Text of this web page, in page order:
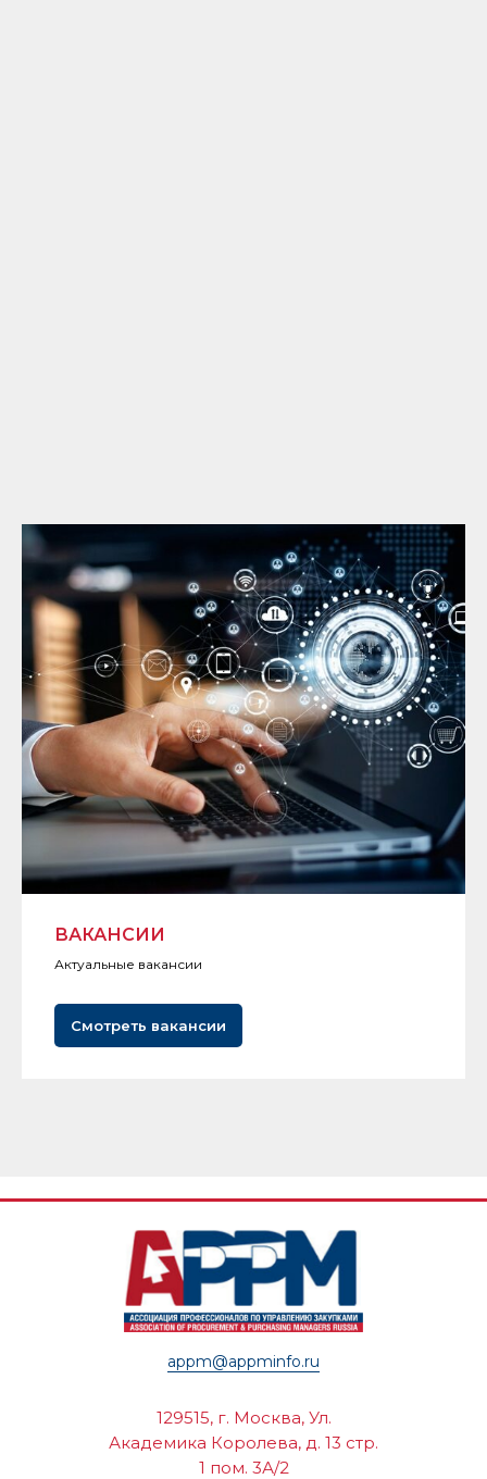
ВАКАНСИИ
Актуальные вакансии
Смотреть вакансии
appm@appminfo.ru
129515, г. Москва, Ул.
Академика Королева, д. 13 стр.
1 пом. 3А/2